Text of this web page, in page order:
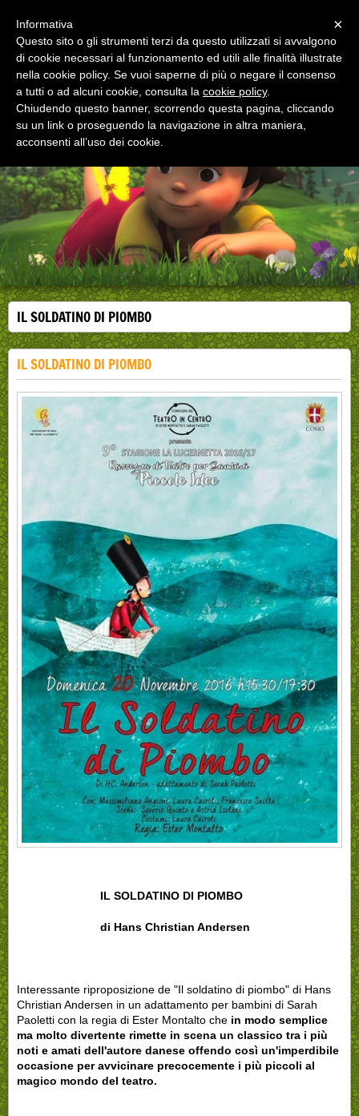
EDUCAZIONE ALLA SALUTE
Corsi, convegni e didattica di formazione e
aggiornamento per operatori della salute
IL SOLDATINO DI PIOMBO
IL SOLDATINO DI PIOMBO
IL SOLDATINO DI PIOMBO
di Hans Christian Andersen
Interessante riproposizione de "Il soldatino di piombo" di Hans
Christian Andersen in un adattamento per bambini di Sarah
Paoletti con la regia di Ester Montalto che in modo semplice
ma molto divertente rimette in scena un classico tra i più
noti e amati dell'autore danese offendo così un'imperdibile
occasione per avvicinare precocemente i più piccoli al
magico mondo del teatro.
×
Informativa
Questo sito o gli strumenti terzi da questo utilizzati si avvalgono
di cookie necessari al funzionamento ed utili alle finalità illustrate
nella cookie policy. Se vuoi saperne di più o negare il consenso
a tutti o ad alcuni cookie, consulta la cookie policy.
Chiudendo questo banner, scorrendo questa pagina, cliccando
su un link o proseguendo la navigazione in altra maniera,
acconsenti all’uso dei cookie.